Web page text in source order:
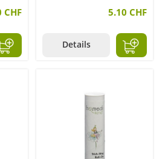
CHF 5.10 CHF
Details